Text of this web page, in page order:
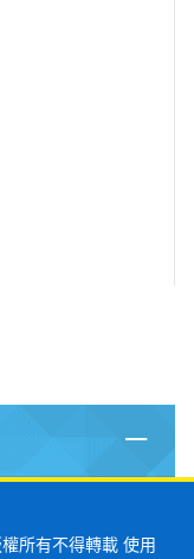
所有不得轉載 使用